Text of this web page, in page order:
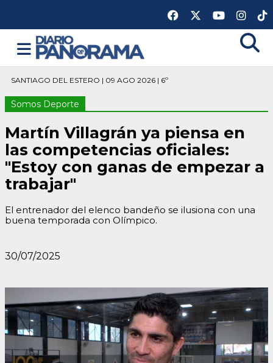
SANTIAGO DEL ESTERO | 09 AGO 2026 | 6º
Somos Deporte
Martín Villagrán ya piensa en
las competencias oficiales:
"Estoy con ganas de empezar a
trabajar"
El entrenador del elenco bandeño se ilusiona con una
buena temporada con Olímpico.
30/07/2025